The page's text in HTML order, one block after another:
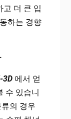
고 더 큰 입
하는 경향
3D에서 얻
수 있습니
의 경우